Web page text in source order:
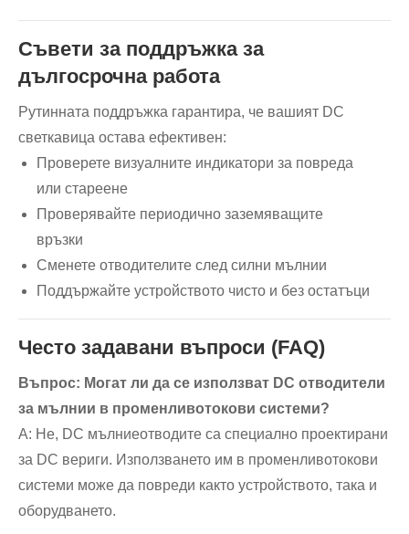
Съвети за поддръжка за
дългосрочна работа
Рутинната поддръжка гарантира, че вашият DC
светкавица остава ефективен:
Проверете визуалните индикатори за повреда
или стареене
Проверявайте периодично заземяващите
връзки
Сменете отводителите след силни мълнии
Поддържайте устройството чисто и без остатъци
Често задавани въпроси (FAQ)
Въпрос: Могат ли да се използват DC отводители
за мълнии в променливотокови системи?
A: Не, DC мълниеотводите са специално проектирани
за DC вериги. Използването им в променливотокови
системи може да повреди както устройството, така и
оборудването.